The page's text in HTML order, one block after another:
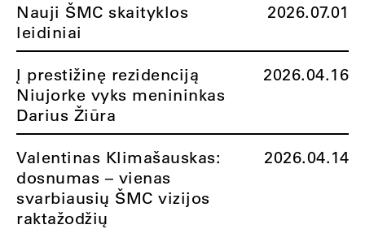
Nauji ŠMC skaityklos
leidiniai
2026.07.01
Į prestižinę rezidenciją
Niujorke vyks menininkas
Darius Žiūra
2026.04.16
Valentinas Klimašauskas:
dosnumas – vienas
svarbiausių ŠMC vizijos
raktažodžių
2026.04.14